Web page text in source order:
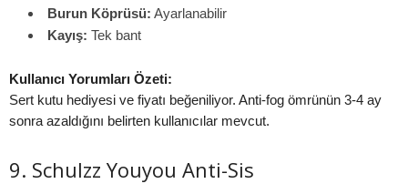
Burun Köprüsü: Ayarlanabilir
Kayış: Tek bant
Kullanıcı Yorumları Özeti:
Sert kutu hediyesi ve fiyatı beğeniliyor. Anti-fog ömrünün 3-4 ay
sonra azaldığını belirten kullanıcılar mevcut.
9. Schulzz Youyou Anti-Sis